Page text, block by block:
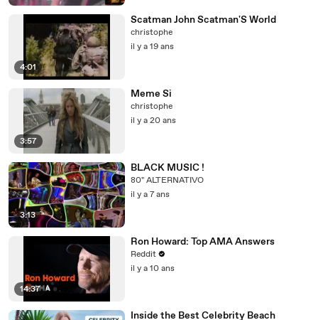
4:01
Scatman John Scatman'S World
christophe
il y a 19 ans
3:57
Meme Si
christophe
il y a 20 ans
3:13
BLACK MUSIC !
80" ALTERNATIVO
il y a 7 ans
14:37
Ron Howard: Top AMA Answers
Reddit
il y a 10 ans
Inside the Best Celebrity Beach